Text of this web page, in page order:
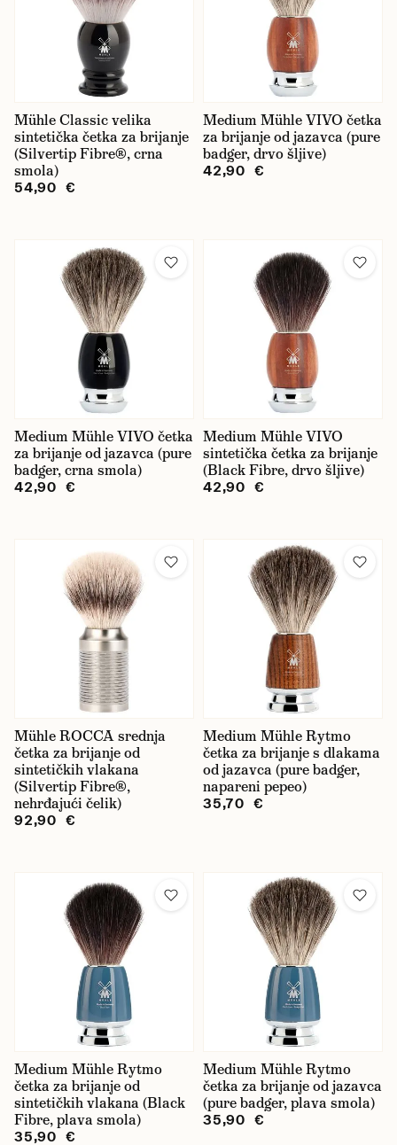
Mühle Classic velika
sintetička četka za brijanje
(Silvertip Fibre®, crna
smola)
54,90 €
Medium Mühle VIVO četka
za brijanje od jazavca (pure
badger, drvo šljive)
42,90 €
Medium Mühle VIVO četka
za brijanje od jazavca (pure
badger, crna smola)
42,90 €
Medium Mühle VIVO
sintetička četka za brijanje
(Black Fibre, drvo šljive)
42,90 €
Mühle ROCCA srednja
četka za brijanje od
sintetičkih vlakana
(Silvertip Fibre®,
nehrđajući čelik)
92,90 €
Medium Mühle Rytmo
četka za brijanje s dlakama
od jazavca (pure badger,
napareni pepeo)
35,70 €
Medium Mühle Rytmo
četka za brijanje od
sintetičkih vlakana (Black
Fibre, plava smola)
35,90 €
Medium Mühle Rytmo
četka za brijanje od jazavca
(pure badger, plava smola)
35,90 €